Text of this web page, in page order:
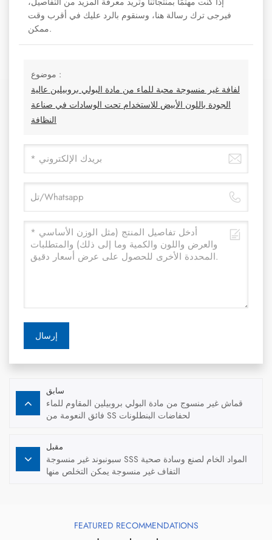
فيرجى ترك رسالة هنا، وسنقوم بالرد عليك في أقرب وقت
ممكن.
موضوع :
لفافة غير منسوجة محبة للماء من مادة البولي بروبيلين عالية
الجودة باللون الأبيض للاستخدام تحت الوسادات في صناعة
النظافة
إرسال
سابق
قماش غير منسوج من مادة البولي بروبيلين المقاوم للماء
فائق النعومة من SS لحفاضات البنطلونات
مقبل
سبونبوند غير منسوجة SSS المواد الخام لصنع وسادة صحية
التفاف غير منسوجة يمكن التخلص منها
FEATURED RECOMMENDATIONS